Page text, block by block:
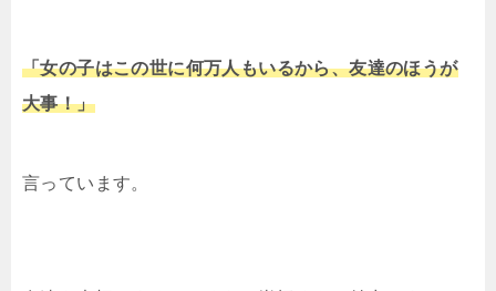
「女の子はこの世に何万人もいるから、友達のほうが
大事！」
言っています。